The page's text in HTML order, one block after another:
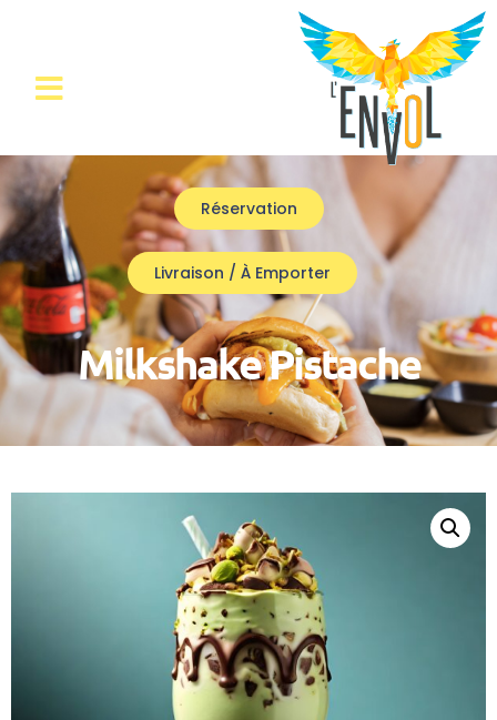
Réservation
Livraison / À Emporter
Milkshake Pistache